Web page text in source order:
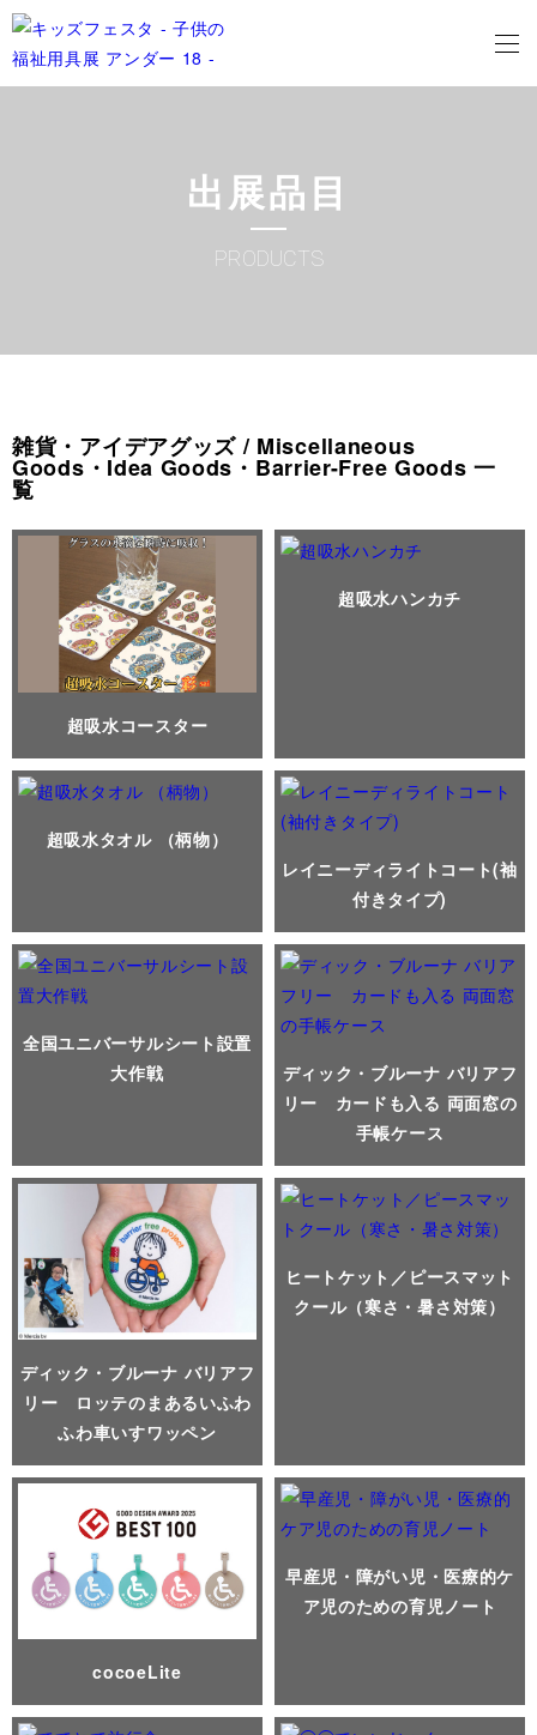
出展品目
PRODUCTS
雑貨・アイデアグッズ / Miscellaneous
Goods・Idea Goods・Barrier-Free Goods 一
覧
超吸水コースター
超吸水ハンカチ
超吸水タオル （柄物）
レイニーディライトコート(袖
付きタイプ)
全国ユニバーサルシート設置
大作戦
ディック・ブルーナ バリアフ
リー カードも入る 両面窓の
手帳ケース
ディック・ブルーナ バリアフ
リー ロッテのまあるいふわ
ふわ車いすワッペン
ヒートケット／ピースマット
クール（寒さ・暑さ対策）
cocoeLite
早産児・障がい児・医療的ケ
ア児のための育児ノート